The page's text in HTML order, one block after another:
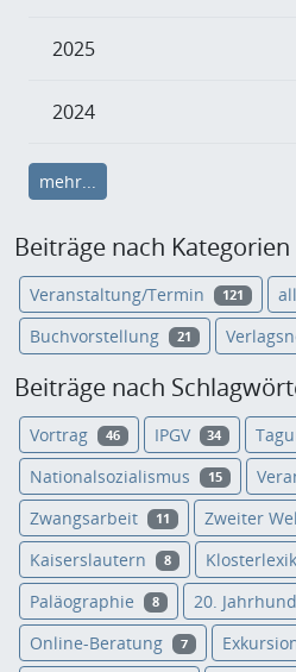
2025
2024
mehr...
Beiträge nach Kategorien
Veranstaltung/Termin 121
Buchvorstellung 21
Beiträge nach
Vortrag 46 IPGV 34
Nationalsozialismus 15
Zwangsarbeit 11 Zweiter
Kaiserslautern 8
Paläographie 8 20.
Online-Beratung 7